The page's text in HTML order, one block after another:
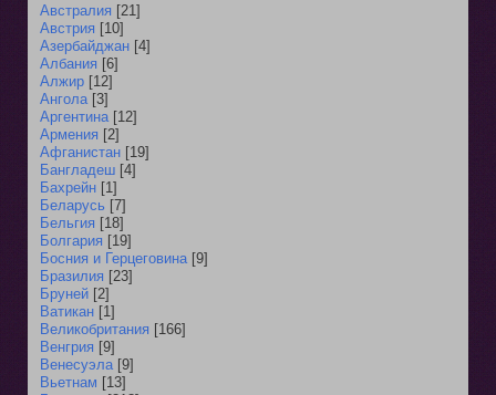
Австралия [21]
Австрия [10]
Азербайджан [4]
Албания [6]
Алжир [12]
Ангола [3]
Аргентина [12]
Армения [2]
Афганистан [19]
Бангладеш [4]
Бахрейн [1]
Беларусь [7]
Бельгия [18]
Болгария [19]
Босния и Герцеговина [9]
Бразилия [23]
Бруней [2]
Ватикан [1]
Великобритания [166]
Венгрия [9]
Венесуэла [9]
Вьетнам [13]